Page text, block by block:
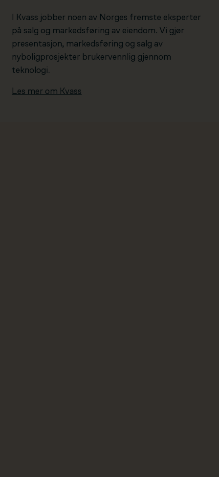
I Kvass jobber noen av Norges fremste eksperter
på salg og markedsføring av eiendom. Vi gjør
presentasjon, markedsføring og salg av
nyboligprosjekter brukervennlig gjennom
teknologi.
Les mer om Kvass